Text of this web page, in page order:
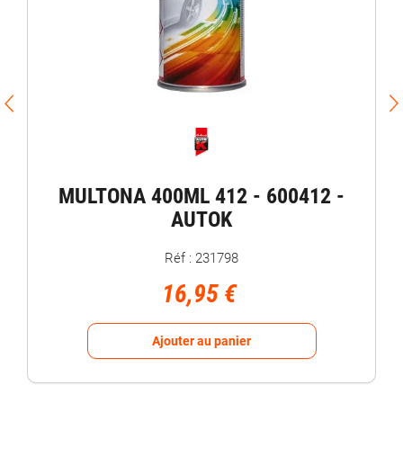
MULTONA 400ML 412 - 600412 -
AUTOK
Réf : 231798
16,95 €
Ajouter au panier